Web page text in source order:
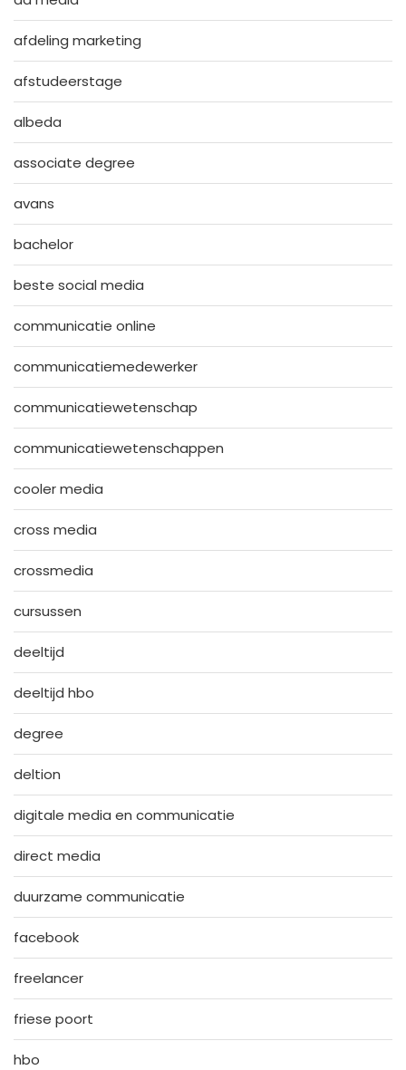
afdeling marketing
afstudeerstage
albeda
associate degree
avans
bachelor
beste social media
communicatie online
communicatiemedewerker
communicatiewetenschap
communicatiewetenschappen
cooler media
cross media
crossmedia
cursussen
deeltijd
deeltijd hbo
degree
deltion
digitale media en communicatie
direct media
duurzame communicatie
facebook
freelancer
friese poort
hbo